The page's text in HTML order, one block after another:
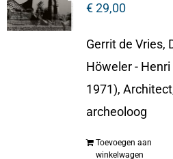
€29,00
Gerrit de Vries,
Höweler -
1971),
archeoloog
Toevoegen aan
winkelwagen